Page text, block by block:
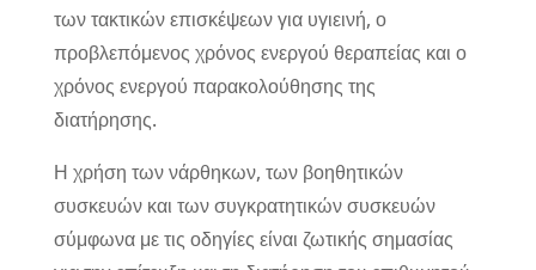
των τακτικών επισκέψεων για υγιεινή, ο
προβλεπόμενος χρόνος ενεργού θεραπείας και ο
χρόνος ενεργού παρακολούθησης της
διατήρησης.
Η χρήση των νάρθηκων, των βοηθητικών
συσκευών και των συγκρατητικών συσκευών
σύμφωνα με τις οδηγίες είναι ζωτικής σημασίας